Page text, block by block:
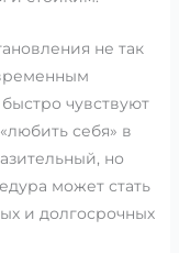
не так
чувствуют
себя» в
но
может стать
и долгосрочных